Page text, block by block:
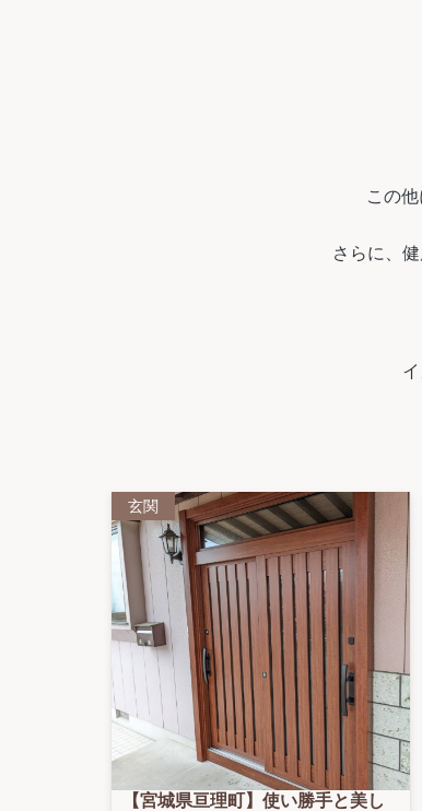
この
さらに、
玄関
【宮城県亘理町】使い勝手と美し